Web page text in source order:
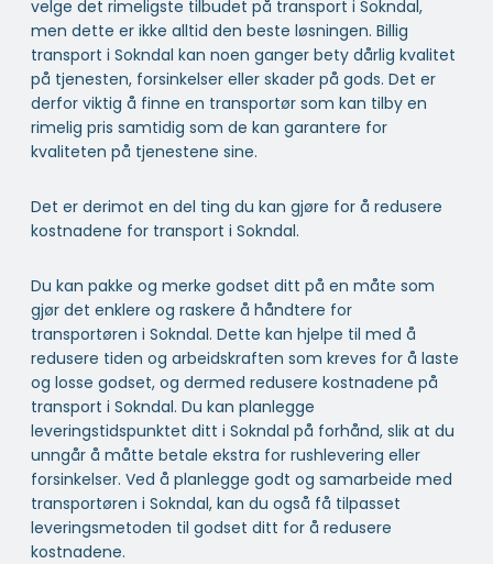
velge det rimeligste tilbudet på transport i Sokndal,
men dette er ikke alltid den beste løsningen. Billig
transport i Sokndal kan noen ganger bety dårlig kvalitet
på tjenesten, forsinkelser eller skader på gods. Det er
derfor viktig å finne en transportør som kan tilby en
rimelig pris samtidig som de kan garantere for
kvaliteten på tjenestene sine.
Det er derimot en del ting du kan gjøre for å redusere
kostnadene for transport i Sokndal.
Du kan pakke og merke godset ditt på en måte som
gjør det enklere og raskere å håndtere for
transportøren i Sokndal. Dette kan hjelpe til med å
redusere tiden og arbeidskraften som kreves for å laste
og losse godset, og dermed redusere kostnadene på
transport i Sokndal. Du kan planlegge
leveringstidspunktet ditt i Sokndal på forhånd, slik at du
unngår å måtte betale ekstra for rushlevering eller
forsinkelser. Ved å planlegge godt og samarbeide med
transportøren i Sokndal, kan du også få tilpasset
leveringsmetoden til godset ditt for å redusere
kostnadene.